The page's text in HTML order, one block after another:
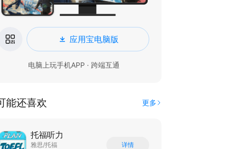
应用宝电脑版
电脑上玩手机APP · 跨端互通
能还喜欢 更多
托福听力
雅思/托福
详情